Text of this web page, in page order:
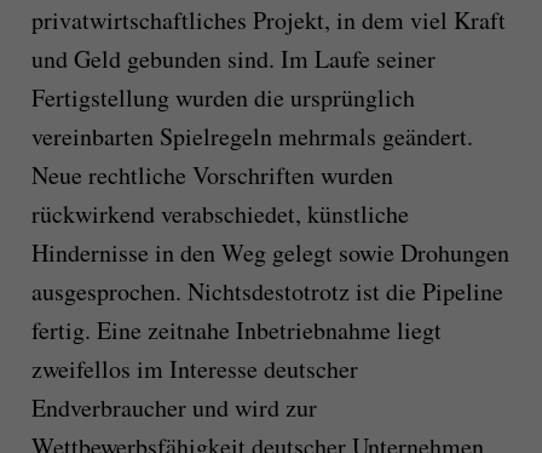
privatwirtschaftliches Projekt, in dem viel Kraft
und Geld gebunden sind. Im Laufe seiner
Fertigstellung wurden die ursprünglich
vereinbarten Spielregeln mehrmals geändert.
Neue rechtliche Vorschriften wurden
rückwirkend verabschiedet, künstliche
Hindernisse in den Weg gelegt sowie Drohungen
ausgesprochen. Nichtsdestotrotz ist die Pipeline
fertig. Eine zeitnahe Inbetriebnahme liegt
zweifellos im Interesse deutscher
Endverbraucher und wird zur